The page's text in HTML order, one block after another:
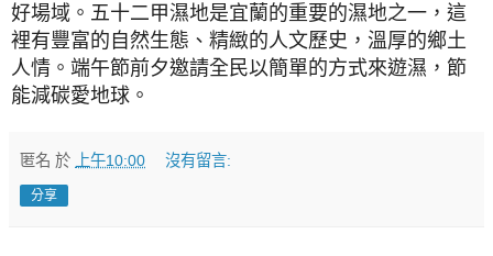
好場域。五十二甲濕地是宜蘭的重要的濕地之一，這
裡有豐富的自然生態、精緻的人文歷史，溫厚的鄉土
人情。端午節前夕邀請全民以簡單的方式來遊濕，節
能減碳愛地球。
匿名 於 上午10:00 沒有留言:
分享